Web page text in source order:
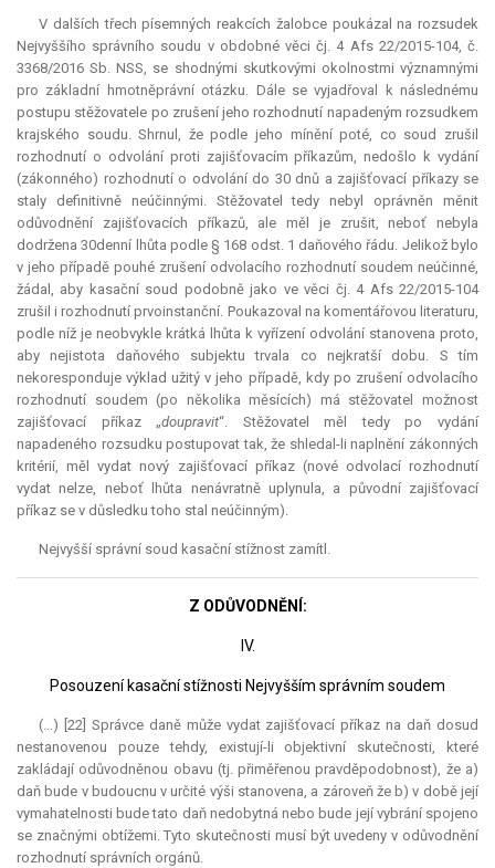
V dalších třech písemných reakcích žalobce poukázal na rozsudek
Nejvyššího správního soudu v obdobné věci čj. 4 Afs 22/2015-104, č.
3368/2016 Sb. NSS, se shodnými skutkovými okolnostmi významnými
pro základní hmotněprávní otázku. Dále se vyjadřoval k následnému
postupu stěžovatele po zrušení jeho rozhodnutí napadeným rozsudkem
krajského soudu. Shrnul, že podle jeho mínění poté, co soud zrušil
rozhodnutí o odvolání proti zajišťovacím příkazům, nedošlo k vydání
(zákonného) rozhodnutí o odvolání do 30 dnů a zajišťovací příkazy se
staly definitivně neúčinnými. Stěžovatel tedy nebyl oprávněn měnit
odůvodnění zajišťovacích příkazů, ale měl je zrušit, neboť nebyla
dodržena 30denní lhůta podle § 168 odst. 1 daňového řádu. Jelikož bylo
v jeho případě pouhé zrušení odvolacího rozhodnutí soudem neúčinné,
žádal, aby kasační soud podobně jako ve věci čj. 4 Afs 22/2015-104
zrušil i rozhodnutí prvoinstanční. Poukazoval na komentářovou literaturu,
podle níž je neobvykle krátká lhůta k vyřízení odvolání stanovena proto,
aby nejistota daňového subjektu trvala co nejkratší dobu. S tím
nekoresponduje výklad užitý v jeho případě, kdy po zrušení odvolacího
rozhodnutí soudem (po několika měsících) má stěžovatel možnost
zajišťovací příkaz „doupravit“. Stěžovatel měl tedy po vydání
napadeného rozsudku postupovat tak, že shledal-li naplnění zákonných
kritérií, měl vydat nový zajišťovací příkaz (nové odvolací rozhodnutí
vydat nelze, neboť lhůta nenávratně uplynula, a původní zajišťovací
příkaz se v důsledku toho stal neúčinným).
Nejvyšší správní soud kasační stížnost zamítl.
Z ODŮVODNĚNÍ:
IV.
Posouzení kasační stížnosti Nejvyšším správním soudem
(...) [22] Správce daně může vydat zajišťovací příkaz na daň dosud
nestanovenou pouze tehdy, existují-li objektivní skutečnosti, které
zakládají odůvodněnou obavu (tj. přiměřenou pravděpodobnost), že a)
daň bude v budoucnu v určité výši stanovena, a zároveň že b) v době její
vymahatelnosti bude tato daň nedobytná nebo bude její vybrání spojeno
se značnými obtížemi. Tyto skutečnosti musí být uvedeny v odůvodnění
rozhodnutí správních orgánů.